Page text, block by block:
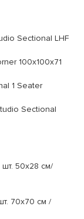
Sectional LHF
100х100х71
1 Seater
Sectional
50х28 см/
70х70 см /